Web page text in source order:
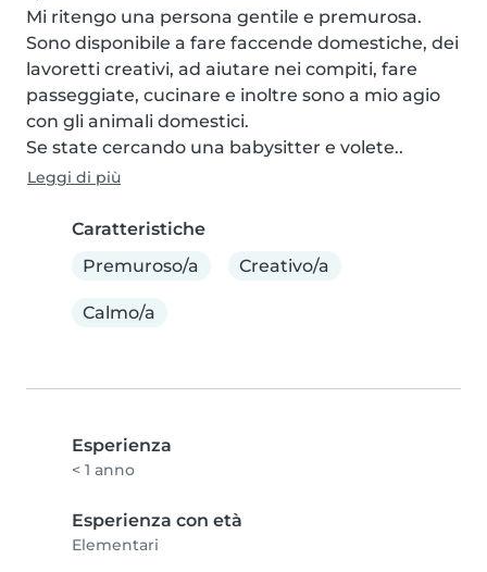
Mi ritengo una persona gentile e premurosa.
Sono disponibile a fare faccende domestiche, dei
lavoretti creativi, ad aiutare nei compiti, fare
passeggiate, cucinare e inoltre sono a mio agio
con gli animali domestici.
Se state cercando una babysitter e volete..
Leggi di più
Caratteristiche
Premuroso/a
Creativo/a
Calmo/a
Esperienza
< 1 anno
Esperienza con età
Elementari